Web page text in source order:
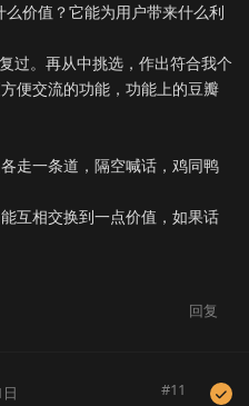
价值？它能为用户带来什么利
过。再从中挑选，作出符合我个
便交流的功能，功能上的豆瓣
走一条道，隔空喊话，鸡同鸭
互相交换到一点价值，如果话
回复
#11